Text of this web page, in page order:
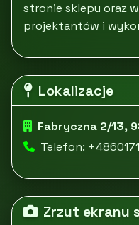
stronie sklepu oraz
projektantów i
Lokalizacje
Fabryczna 2/13,
Telefon:
Zrzut ekranu